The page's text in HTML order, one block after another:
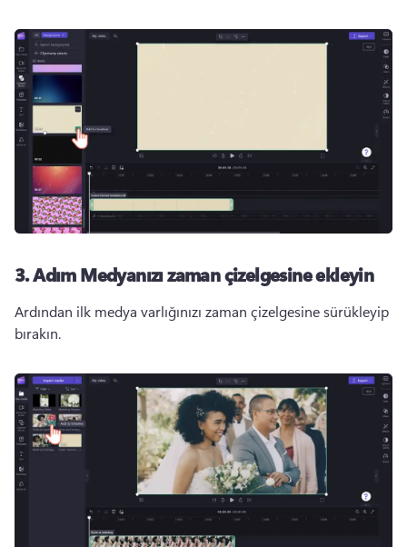
3. AdımMedyanızı zaman çizelgesine ekleyin
Ardından ilk medya varlığınızı zaman çizelgesine sürükleyip
bırakın.